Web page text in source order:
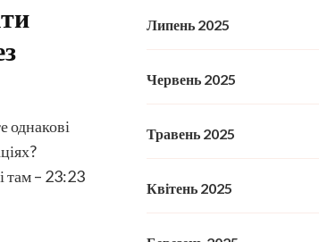
однакові
там – 23:23
Липень 2025
Червень 2025
Травень 2025
Квітень 2025